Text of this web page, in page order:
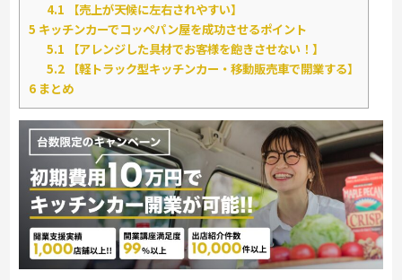
4.1 【売上が天候に左右されやすい】
5 キッチンカーでコッペパン屋を成功させるポイント
5.1 【アレンジした具材でお客様を飽きさせない！】
5.2 【軽トラック型キッチンカー・移動販売車で開業する】
6 まとめ